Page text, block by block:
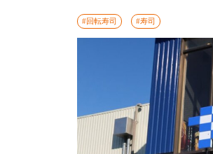
#回転寿司 #寿司